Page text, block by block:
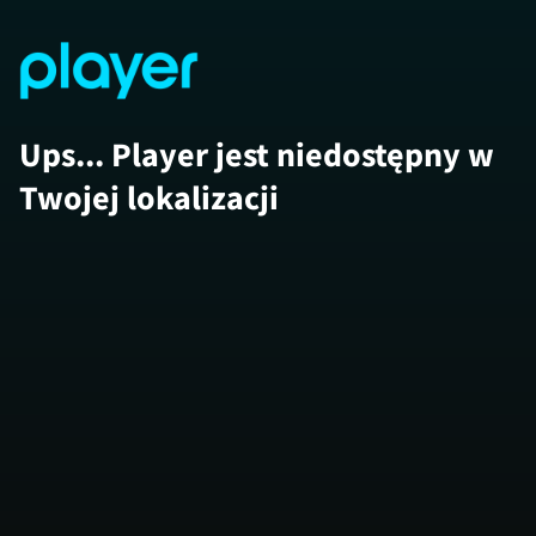
Ups... Player jest niedostępny w
Twojej lokalizacji